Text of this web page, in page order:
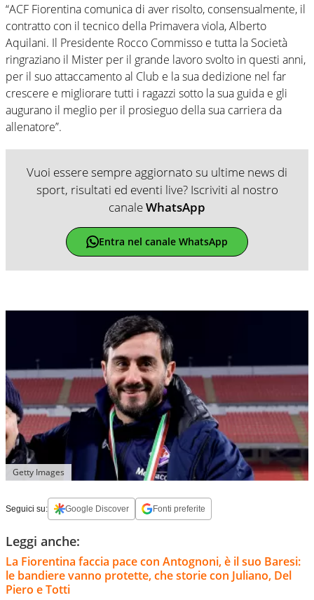
“ACF Fiorentina comunica di aver risolto, consensualmente, il
contratto con il tecnico della Primavera viola, Alberto
Aquilani. Il Presidente Rocco Commisso e tutta la Società
ringraziano il Mister per il grande lavoro svolto in questi anni,
per il suo attaccamento al Club e la sua dedizione nel far
crescere e migliorare tutti i ragazzi sotto la sua guida e gli
augurano il meglio per il prosieguo della sua carriera da
allenatore”.
Vuoi essere sempre aggiornato su ultime news di
sport, risultati ed eventi live? Iscriviti al nostro
canaleWhatsApp
Entra nel canale WhatsApp
Getty Images
Seguici su: Google Discover Fonti preferite
Leggi anche:
La Fiorentina faccia pace con Antognoni, è il suo Baresi:
le bandiere vanno protette, che storie con Juliano, Del
Piero e Totti